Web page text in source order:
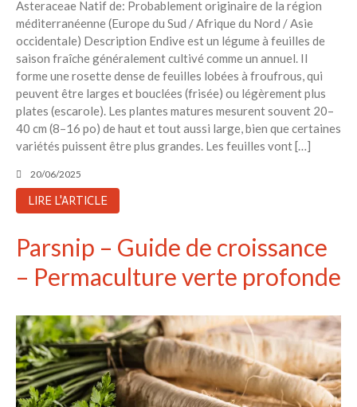
Asteraceae Natif de: Probablement originaire de la région
méditerranéenne (Europe du Sud / Afrique du Nord / Asie
occidentale) Description Endive est un légume à feuilles de
saison fraîche généralement cultivé comme un annuel. Il
forme une rosette dense de feuilles lobées à froufrous, qui
peuvent être larges et bouclées (frisée) ou légèrement plus
plates (escarole). Les plantes matures mesurent souvent 20–
40 cm (8–16 po) de haut et tout aussi large, bien que certaines
variétés puissent être plus grandes. Les feuilles vont […]
20/06/2025
LIRE L'ARTICLE
Parsnip – Guide de croissance
– Permaculture verte profonde